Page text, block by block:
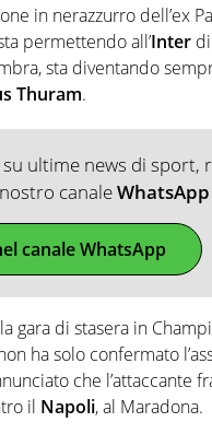
in nerazzurro dell’ex
permettendo all’Inter
sta diventando
Thuram.
ultime news di sport,
canaleWhatsApp
canale WhatsApp
gara di stasera in
ha solo confermato
che l’attaccante
il Napoli, al Maradona.